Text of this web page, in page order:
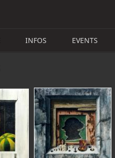
INFOS EVENTS